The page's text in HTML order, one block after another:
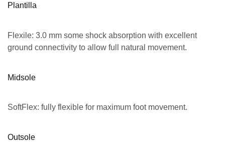
Plantilla
Flexile: 3.0 mm some shock absorption with excellent
ground connectivity to allow full natural movement.
Midsole
SoftFlex: fully flexible for maximum foot movement.
Outsole